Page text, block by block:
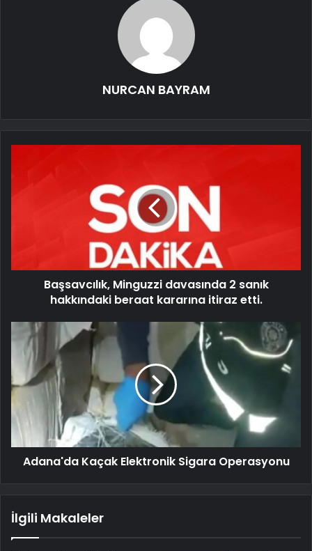
NURCAN BAYRAM
Başsavcılık, Minguzzi davasında 2 sanık
hakkındaki beraat kararına itiraz etti.
Adana'da Kaçak Elektronik Sigara Operasyonu
İlgili Makaleler